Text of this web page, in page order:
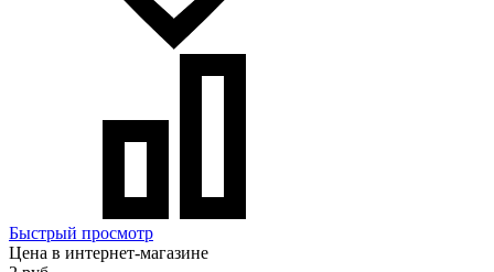
Быстрый просмотр
Цена в интернет-магазине